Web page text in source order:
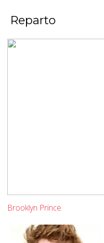
Reparto
Brooklyn Prince